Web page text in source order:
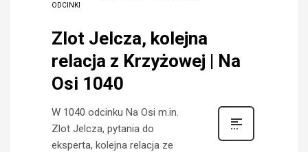
ODCINKI
Zlot Jelcza, kolejna
relacja z Krzyżowej | Na
Osi 1040
W 1040 odcinku Na Osi m.in.
Zlot Jelcza, pytania do
eksperta, kolejna relacja ze